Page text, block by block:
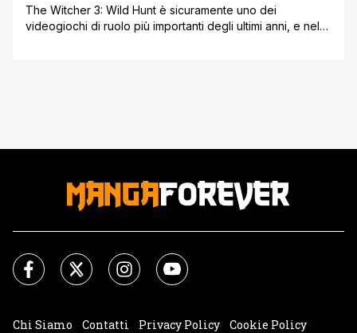
The Witcher 3: Wild Hunt è sicuramente uno dei
videogiochi di ruolo più importanti degli ultimi anni, e nel
Chi Siamo Contatti Privacy Policy Cookie Policy